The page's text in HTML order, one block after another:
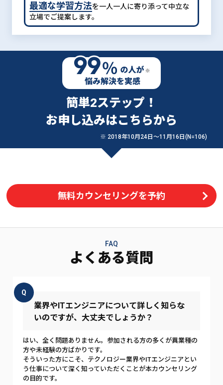
最適な学習方法を一人一人に寄り添って中立な
立場でご提案します。
簡単2ステップ！
お申し込みはこちらから
※ 2018年10月24日〜11月16日(N=106)
無料カウンセリングを予約
FAQ
よくある質問
Q
業界やITエンジニアについて詳しく知らな
いのですが、大丈夫でしょうか？
はい、全く問題ありません。参加される方の多くが異業種の
方や未経験の方ばかりです。
そういった方にこそ、テクノロジー業界やITエンジニアとい
う仕事について深く知っていただくことが本カウンセリング
の目的です。